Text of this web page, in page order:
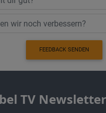
FEEDBACK SENDEN
TV Newsletter